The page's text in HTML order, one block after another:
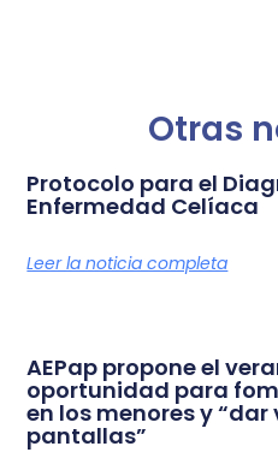
Otras
Protocolo para el
Enfermedad Celíaca
Leer la noticia completa
AEPap propone el
oportunidad para
en los menores y
pantallas”